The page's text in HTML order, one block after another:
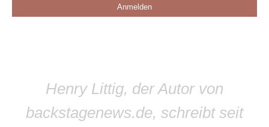
Anmelden
Henry Littig, der Autor von
backstagenews.de, schreibt seit